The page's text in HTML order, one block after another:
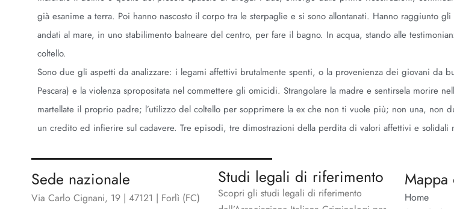
già esanime a terra. Poi hanno nascosto il corpo tra le sterpaglie e si sono allontanati. Hanno raggiunto
andati al mare, in uno stabilimento balneare del centro, per fare il bagno. In acqua, stando alle
coltello.
Sono due gli aspetti da analizzare: i legami affettivi brutalmente spenti, o la provenienza dei giovani da
Pescara) e la violenza spropositata nel commettere gli omicidi. Strangolare la madre e sentirsela morire
martellate il proprio padre; l’utilizzo del coltello per sopprimere la ex che non ti vuole più; non una, non
un credito ed infierire sul cadavere. Tre episodi, tre dimostrazioni della perdita di valori affettivi e solidali
Sede nazionale
Via Carlo Cignani, 19 | 47121 | Forlì (FC)
Studi legali di riferimento
Scopri gli studi legali di riferimento
Home